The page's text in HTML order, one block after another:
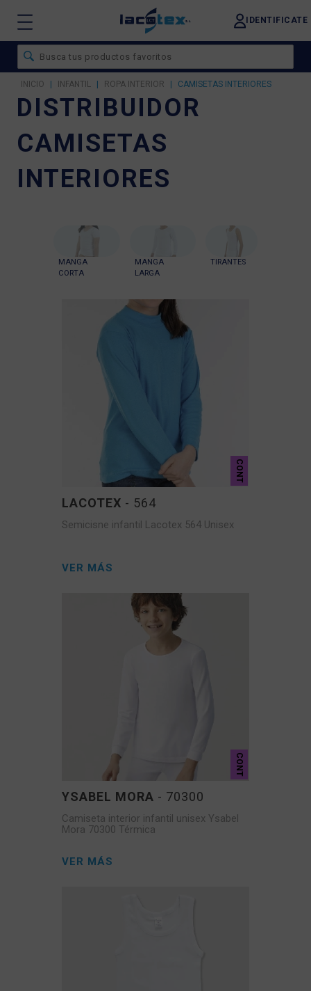
IDENTIFICATE
INICIO INFANTIL ROPA INTERIOR CAMISETAS INTERIORES
DISTRIBUIDOR
CAMISETAS
INTERIORES
CORTA LARGA
CONT
LACOTEX - 564
Semicisne infantil Lacotex 564 Unisex
VER MÁS
CONT
YSABEL MORA - 70300
Camiseta interior infantil unisex Ysabel
Mora 70300 Térmica
VER MÁS